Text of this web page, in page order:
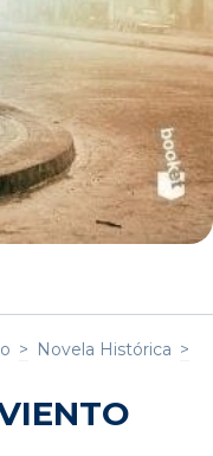
> Novela Histórica >